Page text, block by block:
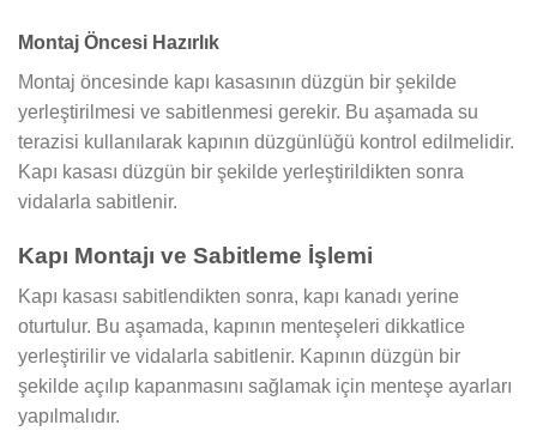
Montaj Öncesi Hazırlık
Montaj öncesinde kapı kasasının düzgün bir şekilde
yerleştirilmesi ve sabitlenmesi gerekir. Bu aşamada su
terazisi kullanılarak kapının düzgünlüğü kontrol edilmelidir.
Kapı kasası düzgün bir şekilde yerleştirildikten sonra
vidalarla sabitlenir.
Kapı Montajı ve Sabitleme İşlemi
Kapı kasası sabitlendikten sonra, kapı kanadı yerine
oturtulur. Bu aşamada, kapının menteşeleri dikkatlice
yerleştirilir ve vidalarla sabitlenir. Kapının düzgün bir
şekilde açılıp kapanmasını sağlamak için menteşe ayarları
yapılmalıdır.